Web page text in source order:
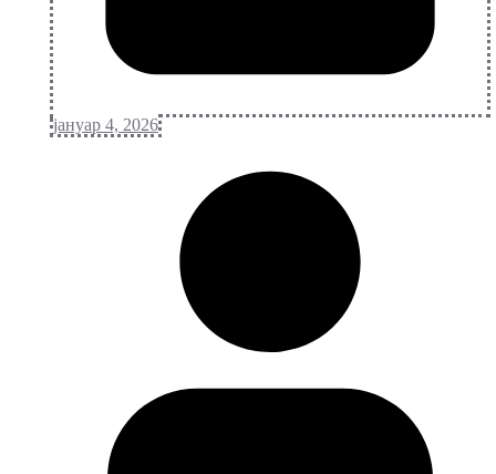
јануар 4, 2026